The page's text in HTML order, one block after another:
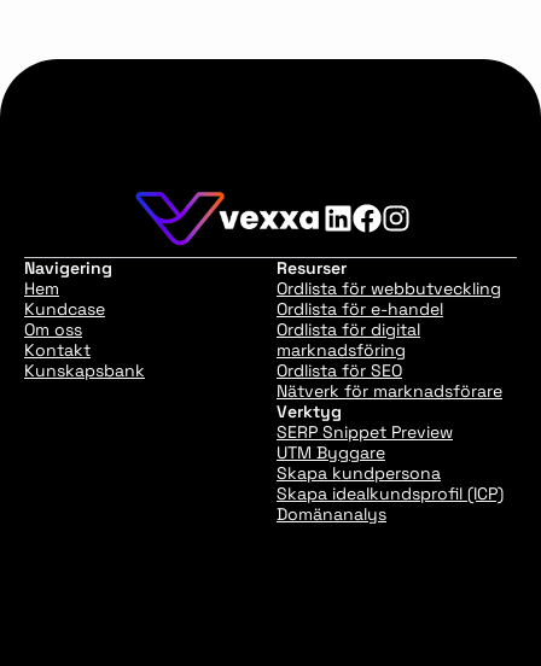
Navigering
Hem
Kundcase
Om oss
Kontakt
Kunskapsbank
Resurser
Ordlista för webbutveckling
Ordlista för e-handel
Ordlista för digital
marknadsföring
Ordlista för SEO
Nätverk för marknadsförare
Verktyg
SERP Snippet Preview
UTM Byggare
Skapa kundpersona
Skapa idealkundsprofil (ICP)
Domänanalys